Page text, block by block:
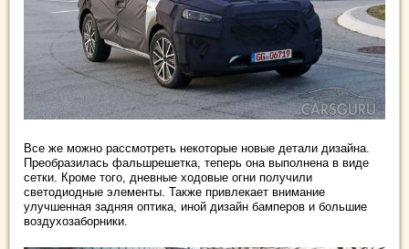
Все же можно рассмотреть некоторые новые детали дизайна.
Преобразилась фальшрешетка, теперь она выполнена в виде
сетки. Кроме того, дневные ходовые огни получили
светодиодные элементы. Также привлекает внимание
улучшенная задняя оптика, иной дизайн бамперов и большие
воздухозаборники.